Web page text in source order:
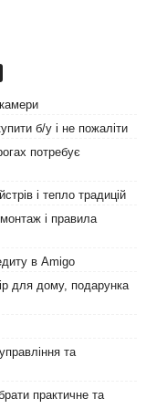
б/у і не пожаліти
потребує
і тепло традицій
і правила
в Amigo
для дому, подарунка
та
практичне та